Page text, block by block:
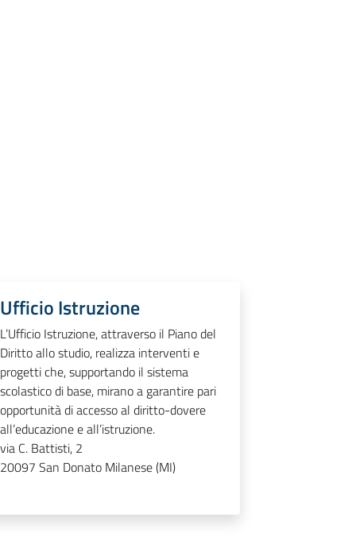
Ufficio Istruzione
L’Ufficio Istruzione, attraverso il Piano del
Diritto allo studio, realizza interventi e
progetti che, supportando il sistema
scolastico di base, mirano a garantire pari
opportunità di accesso al diritto-dovere
all’educazione e all’istruzione.
via C. Battisti, 2
20097 San Donato Milanese (MI)